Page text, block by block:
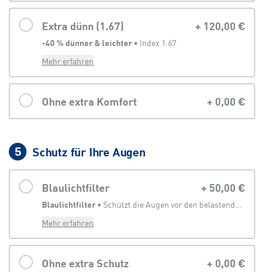
Extra dünn (1.67) + 120,00 €
-40 % dünner & leichter • Index 1.67
Mehr erfahren
Ohne extra Komfort + 0,00 €
5 Schutz für Ihre Augen
Blaulichtfilter + 50,00 €
Blaulichtfilter •
Schützt die Augen vor den belastenden Anteilen des Lichtes, welches von digitalen Geräten abgegeben wird
Mehr erfahren
Ohne extra Schutz + 0,00 €